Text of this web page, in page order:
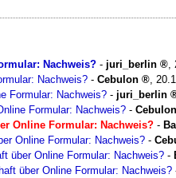
Nachweis? - juri_berlin
Nachweis? - Cebulon
Formular: Nachweis? - juri_berlin
Formular: Nachweis? - Cebulon
Online Formular: Nachweis? -
Online Formular: Nachweis? -
über Online Formular: Nachweis? -
über Online Formular: Nachweis?